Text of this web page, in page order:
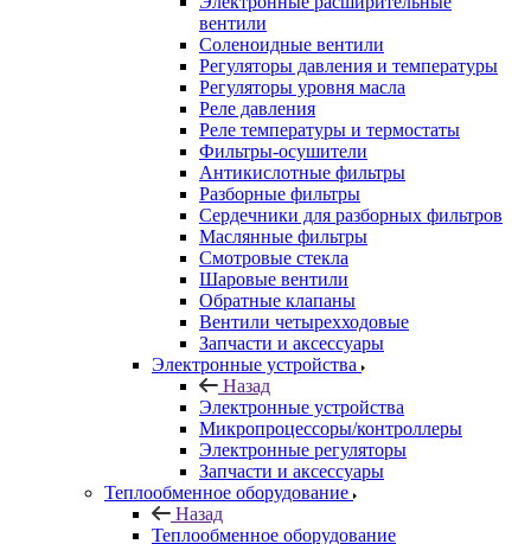
вентили
Соленоидные вентили
Регуляторы давления и температуры
Регуляторы уровня масла
Реле давления
Реле температуры и термостаты
Фильтры-осушители
Антикислотные фильтры
Разборные фильтры
Сердечники для разборных фильтров
Маслянные фильтры
Смотровые стекла
Шаровые вентили
Обратные клапаны
Вентили четырехходовые
Запчасти и аксессуары
Электронные устройства
Назад
Электронные устройства
Микропроцессоры/контроллеры
Электронные регуляторы
Запчасти и аксессуары
Теплообменное оборудование
Назад
Теплообменное оборудование